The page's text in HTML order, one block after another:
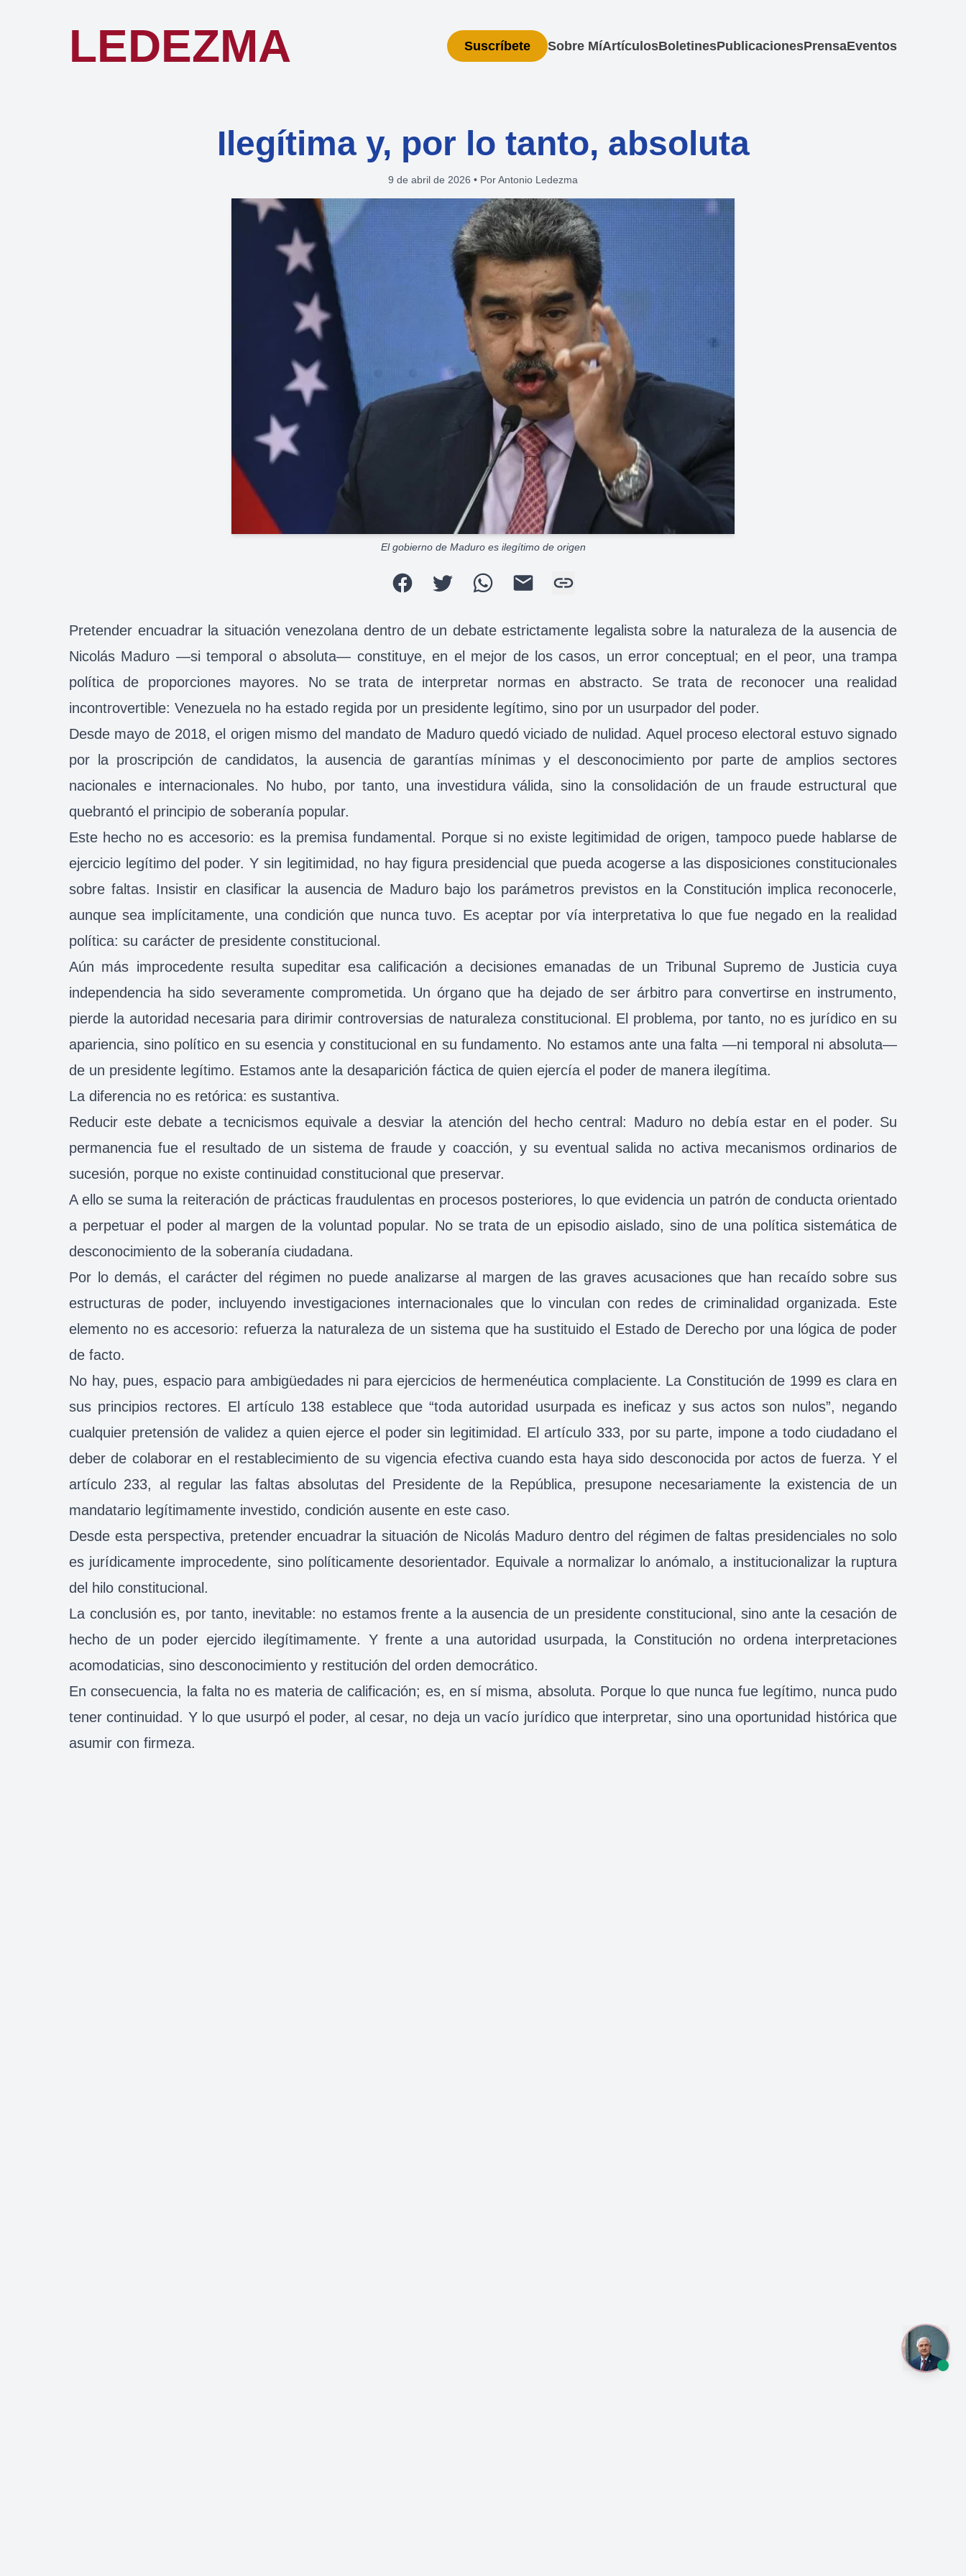
LEDEZMA Suscríbete Sobre MíArtículosBoletinesPublicacionesPrensaEventos
Ilegítima y, por lo tanto, absoluta
9 de abril de 2026 • Por Antonio Ledezma
El gobierno de Maduro es ilegítimo de origen
Pretender encuadrar la situación venezolana dentro de un debate estrictamente legalista sobre la naturaleza de la ausencia de
Nicolás Maduro —si temporal o absoluta— constituye, en el mejor de los casos, un error conceptual; en el peor, una trampa
política de proporciones mayores. No se trata de interpretar normas en abstracto. Se trata de reconocer una realidad
incontrovertible: Venezuela no ha estado regida por un presidente legítimo, sino por un usurpador del poder.
Desde mayo de 2018, el origen mismo del mandato de Maduro quedó viciado de nulidad. Aquel proceso electoral estuvo signado
por la proscripción de candidatos, la ausencia de garantías mínimas y el desconocimiento por parte de amplios sectores
nacionales e internacionales. No hubo, por tanto, una investidura válida, sino la consolidación de un fraude estructural que
quebrantó el principio de soberanía popular.
Este hecho no es accesorio: es la premisa fundamental. Porque si no existe legitimidad de origen, tampoco puede hablarse de
ejercicio legítimo del poder. Y sin legitimidad, no hay figura presidencial que pueda acogerse a las disposiciones constitucionales
sobre faltas. Insistir en clasificar la ausencia de Maduro bajo los parámetros previstos en la Constitución implica reconocerle,
aunque sea implícitamente, una condición que nunca tuvo. Es aceptar por vía interpretativa lo que fue negado en la realidad
política: su carácter de presidente constitucional.
Aún más improcedente resulta supeditar esa calificación a decisiones emanadas de un Tribunal Supremo de Justicia cuya
independencia ha sido severamente comprometida. Un órgano que ha dejado de ser árbitro para convertirse en instrumento,
pierde la autoridad necesaria para dirimir controversias de naturaleza constitucional. El problema, por tanto, no es jurídico en su
apariencia, sino político en su esencia y constitucional en su fundamento. No estamos ante una falta —ni temporal ni absoluta—
de un presidente legítimo. Estamos ante la desaparición fáctica de quien ejercía el poder de manera ilegítima.
La diferencia no es retórica: es sustantiva.
Reducir este debate a tecnicismos equivale a desviar la atención del hecho central: Maduro no debía estar en el poder. Su
permanencia fue el resultado de un sistema de fraude y coacción, y su eventual salida no activa mecanismos ordinarios de
sucesión, porque no existe continuidad constitucional que preservar.
A ello se suma la reiteración de prácticas fraudulentas en procesos posteriores, lo que evidencia un patrón de conducta orientado
a perpetuar el poder al margen de la voluntad popular. No se trata de un episodio aislado, sino de una política sistemática de
desconocimiento de la soberanía ciudadana.
Por lo demás, el carácter del régimen no puede analizarse al margen de las graves acusaciones que han recaído sobre sus
estructuras de poder, incluyendo investigaciones internacionales que lo vinculan con redes de criminalidad organizada. Este
elemento no es accesorio: refuerza la naturaleza de un sistema que ha sustituido el Estado de Derecho por una lógica de poder
de facto.
No hay, pues, espacio para ambigüedades ni para ejercicios de hermenéutica complaciente. La Constitución de 1999 es clara en
sus principios rectores. El artículo 138 establece que “toda autoridad usurpada es ineficaz y sus actos son nulos”, negando
cualquier pretensión de validez a quien ejerce el poder sin legitimidad. El artículo 333, por su parte, impone a todo ciudadano el
deber de colaborar en el restablecimiento de su vigencia efectiva cuando esta haya sido desconocida por actos de fuerza. Y el
artículo 233, al regular las faltas absolutas del Presidente de la República, presupone necesariamente la existencia de un
mandatario legítimamente investido, condición ausente en este caso.
Desde esta perspectiva, pretender encuadrar la situación de Nicolás Maduro dentro del régimen de faltas presidenciales no solo
es jurídicamente improcedente, sino políticamente desorientador. Equivale a normalizar lo anómalo, a institucionalizar la ruptura
del hilo constitucional.
La conclusión es, por tanto, inevitable: no estamos frente a la ausencia de un presidente constitucional, sino ante la cesación de
hecho de un poder ejercido ilegítimamente. Y frente a una autoridad usurpada, la Constitución no ordena interpretaciones
acomodaticias, sino desconocimiento y restitución del orden democrático.
En consecuencia, la falta no es materia de calificación; es, en sí misma, absoluta. Porque lo que nunca fue legítimo, nunca pudo
tener continuidad. Y lo que usurpó el poder, al cesar, no deja un vacío jurídico que interpretar, sino una oportunidad histórica que
asumir con firmeza.